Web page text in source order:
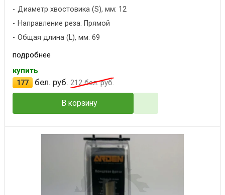
Диаметр хвостовика (S), мм: 12
Направление реза: Прямой
Общая длина (L), мм: 69
подробнее
купить
177
бел. руб. 212бел. руб.
В корзину